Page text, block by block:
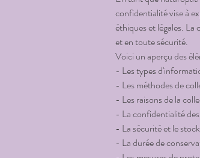
confidentialité vise à
éthiques et légales. La
et en toute sécurité.
Voici un aperçu des
- Les types
- Les méthodes de
- Les raisons de la
- La confidentialité
- La sécurité et le
- La durée de